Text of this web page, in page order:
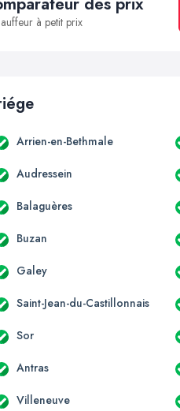
à petit prix
Arrien-en-Bethmale
Audressein
Balaguères
Buzan
Galey
Saint-Jean-du-Castillonnais
Sor
Antras
Villeneuve